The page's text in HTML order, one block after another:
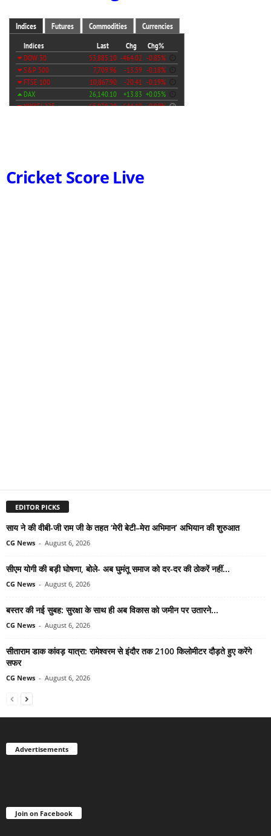
Cricket Score Live
EDITOR PICKS
साय ने की वीबी-जी राम जी के तहत ‘मेरी बेटी–मेरा अभिमान’ अभियान की शुरुआत
CG News - August 6, 2026
सीएम योगी की बड़ी घोषणा, बोले- अब घुमंतू समाज को दर-दर की ठोकरें नहीं...
CG News - August 6, 2026
बस्तर की नई सुबह: सुरक्षा के साथ ही अब विकास को जमीन पर उतारने...
CG News - August 6, 2026
सीताराम डाक कांवड़ यात्रा: रामेश्वरम से इंदौर तक 2100 किलोमीटर दौड़ते हुए करेंगे
सफर
CG News - August 6, 2026
Advertisements
Join on Facebook